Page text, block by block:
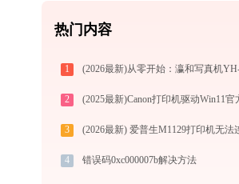
热门内容
1
2
3
4 错误码0xc000007b解决方法